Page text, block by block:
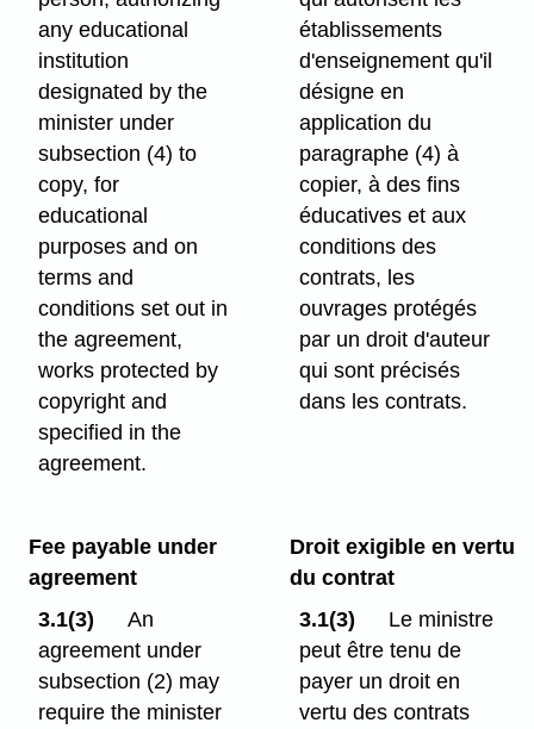
any educational
institution
designated by the
minister under
subsection (4) to
copy, for
educational
purposes and on
terms and
conditions set out in
the agreement,
works protected by
copyright and
specified in the
agreement.
établissements
d'enseignement qu'il
désigne en
application du
paragraphe (4) à
copier, à des fins
éducatives et aux
conditions des
contrats, les
ouvrages protégés
par un droit d'auteur
qui sont précisés
dans les contrats.
Fee payable under
agreement
3.1(3)
An
agreement under
subsection (2) may
require the minister
Droit exigible en vertu
du contrat
3.1(3)
Le ministre
peut être tenu de
payer un droit en
vertu des contrats